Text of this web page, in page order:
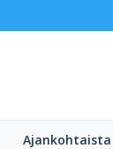
Ajankohtaista